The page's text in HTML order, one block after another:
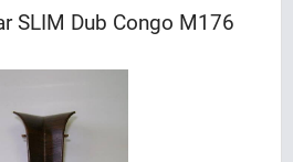
SLIM Dub Congo M176